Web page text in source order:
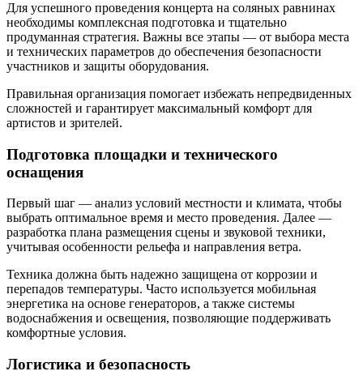
Для успешного проведения концерта на соляных равнинах
необходимы комплексная подготовка и тщательно
продуманная стратегия. Важны все этапы — от выбора места
и технических параметров до обеспечения безопасности
участников и защиты оборудования.
Правильная организация помогает избежать непредвиденных
сложностей и гарантирует максимальный комфорт для
артистов и зрителей.
Подготовка площадки и технического
оснащения
Первый шаг — анализ условий местности и климата, чтобы
выбрать оптимальное время и место проведения. Далее —
разработка плана размещения сцены и звуковой техники,
учитывая особенности рельефа и направления ветра.
Техника должна быть надежно защищена от коррозии и
перепадов температуры. Часто используется мобильная
энергетика на основе генераторов, а также системы
водоснабжения и освещения, позволяющие поддерживать
комфортные условия.
Логистика и безопасность